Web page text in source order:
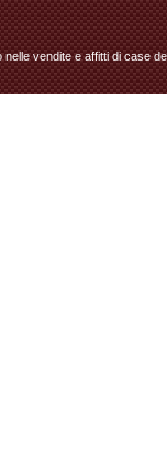
nelle vendite e affitti di case